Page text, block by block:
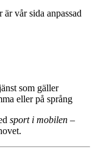
vår sida anpassad
som gäller
eller på språng
sport i mobilen –